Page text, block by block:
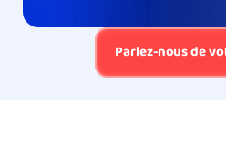
Parlez-nous de